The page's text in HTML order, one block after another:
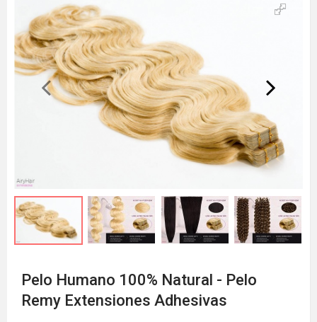
Pelo Humano 100% Natural - Pelo
Remy Extensiones Adhesivas